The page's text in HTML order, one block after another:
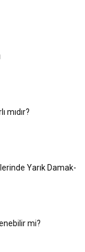
mıdır?
Yarık Damak-
mi?